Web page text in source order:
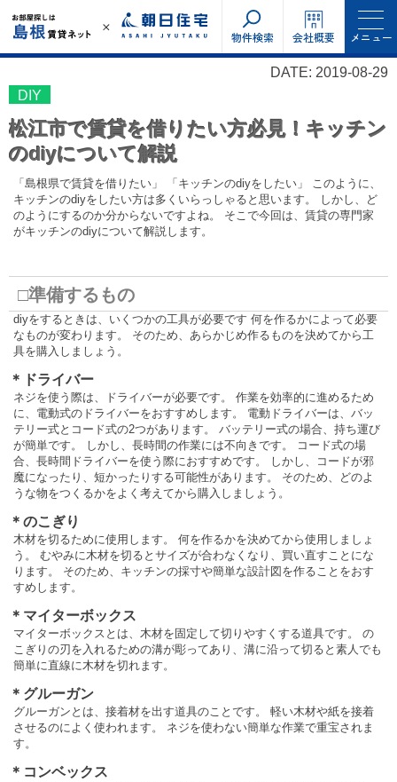
物件検索 会社概要 メニュー
DATE: 2019-08-29
DIY
松江市で賃貸を借りたい方必見！キッチン
のdiyについて解説
「島根県で賃貸を借りたい」 「キッチンのdiyをしたい」 このように、
キッチンのdiyをしたい方は多くいらっしゃると思います。 しかし、ど
のようにするのか分からないですよね。 そこで今回は、賃貸の専門家
がキッチンのdiyについて解説します。
□準備するもの
diyをするときは、いくつかの工具が必要です 何を作るかによって必要
なものが変わります。 そのため、あらかじめ作るものを決めてから工
具を購入しましょう。
＊ドライバー
ネジを使う際は、ドライバーが必要です。 作業を効率的に進めるため
に、電動式のドライバーをおすすめします。 電動ドライバーは、バッ
テリー式とコード式の2つがあります。 バッテリー式の場合、持ち運び
が簡単です。 しかし、長時間の作業には不向きです。 コード式の場
合、長時間ドライバーを使う際におすすめです。 しかし、コードが邪
魔になったり、短かったりする可能性があります。 そのため、どのよ
うな物をつくるかをよく考えてから購入しましょう。
＊のこぎり
木材を切るために使用します。 何を作るかを決めてから使用しましょ
う。 むやみに木材を切るとサイズが合わなくなり、買い直すことにな
ります。 そのため、キッチンの採寸や簡単な設計図を作ることをおす
すめします。
＊マイターボックス
マイターボックスとは、木材を固定して切りやすくする道具です。 の
こぎりの刃を入れるための溝が彫ってあり、溝に沿って切ると素人でも
簡単に直線に木材を切れます。
＊グルーガン
グルーガンとは、接着材を出す道具のことです。 軽い木材や紙を接着
させるのによく使われます。 ネジを使わない簡単な作業で重宝されま
す。
＊コンベックス